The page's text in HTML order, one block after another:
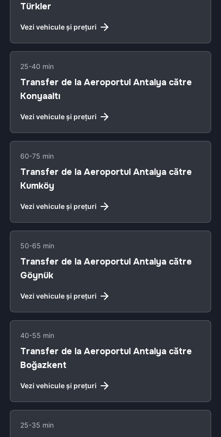
Türkler
Vezi vehicule și prețuri
25-40 min
Transfer de la Aeroportul Antalya către
Konyaaltı
Vezi vehicule și prețuri
60-75 min
Transfer de la Aeroportul Antalya către
Kumköy
Vezi vehicule și prețuri
50-65 min
Transfer de la Aeroportul Antalya către
Göynük
Vezi vehicule și prețuri
40-55 min
Transfer de la Aeroportul Antalya către
Boğazkent
Vezi vehicule și prețuri
25-35 min